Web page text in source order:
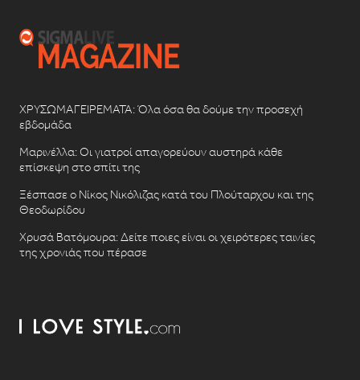
ΧΡΥΣΩΜΑΓΕΙΡΕΜΑΤΑ: Όλα όσα θα δούμε την προσεχή
εβδομάδα
Μαρινέλλα: Οι γιατροί απαγορεύουν αυστηρά κάθε
επίσκεψη στο σπίτι της
Ξέσπασε ο Νίκος Νικόλιζας κατά του Πλούταρχου και της
Θεοδωρίδου
Χρυσά Βατόμουρα: Δείτε ποιες είναι οι χειρότερες ταινίες
της χρονιάς που πέρασε